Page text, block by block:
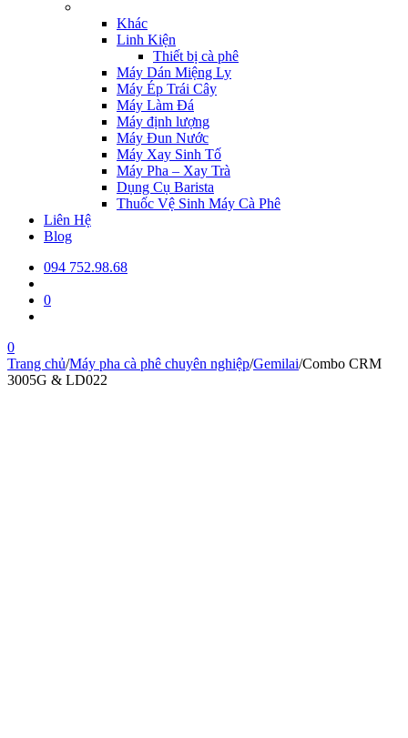
Khác
Linh Kiện
Thiết bị cà phê
Máy Dán Miệng Ly
Máy Ép Trái Cây
Máy Làm Đá
Máy định lượng
Máy Đun Nước
Máy Xay Sinh Tố
Máy Pha – Xay Trà
Dụng Cụ Barista
Thuốc Vệ Sinh Máy Cà Phê
Liên Hệ
Blog
094 752.98.68
0
0
Trang chủ/Máy pha cà phê chuyên nghiệp/Gemilai/Combo CRM
3005G & LD022